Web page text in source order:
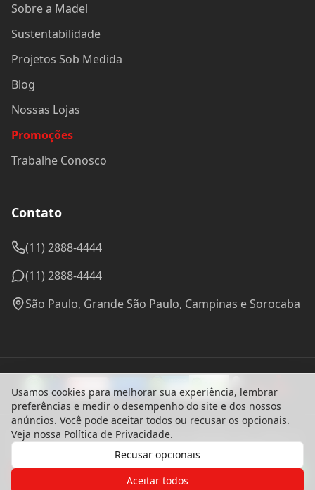
Sobre a Madel
Sustentabilidade
Projetos Sob Medida
Blog
Nossas Lojas
Promoções
Trabalhe Conosco
Contato
(11) 2888-4444
(11) 2888-4444
São Paulo, Grande São Paulo, Campinas e Sorocaba
© 2024 Madel Madeiras. CNPJ: 57.314.288/0001-96 - Todos os
Desenvolvido com ♥ porbounceagency
Política de PrivacidadeTermos de Uso
Gostaria de receber o contato de um
de nossos especialistas?
Usamos cookies para melhorar sua experiência, lembrar
preferências e medir o desempenho do site e dos nossos
anúncios. Você pode aceitar todos ou recusar os opcionais.
Veja nossa Política de Privacidade.
Recusar opcionais
Aceitar todos